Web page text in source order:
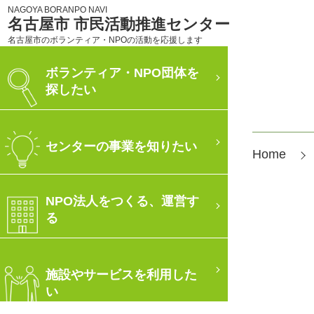
NAGOYA BORANPO NAVI
名古屋市 市民活動推進センター
名古屋市のボランティア・NPOの活動を応援します
ボランティア・NPO団体を
探したい
センターの事業を知りたい
NPO法人をつくる、運営す
る
施設やサービスを利用した
い
Home